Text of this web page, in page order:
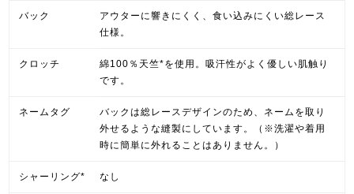
バック
アウターに響きにくく、食い込みにくい総レース
仕様。
クロッチ
綿100％天竺*を使用。吸汗性がよく優しい肌触り
です。
ネームタグ
バックは総レースデザインのため、ネームを取り
外せるような縫製にしています。（※洗濯や着用
時に簡単に外れることはありません。）
シャーリング* なし